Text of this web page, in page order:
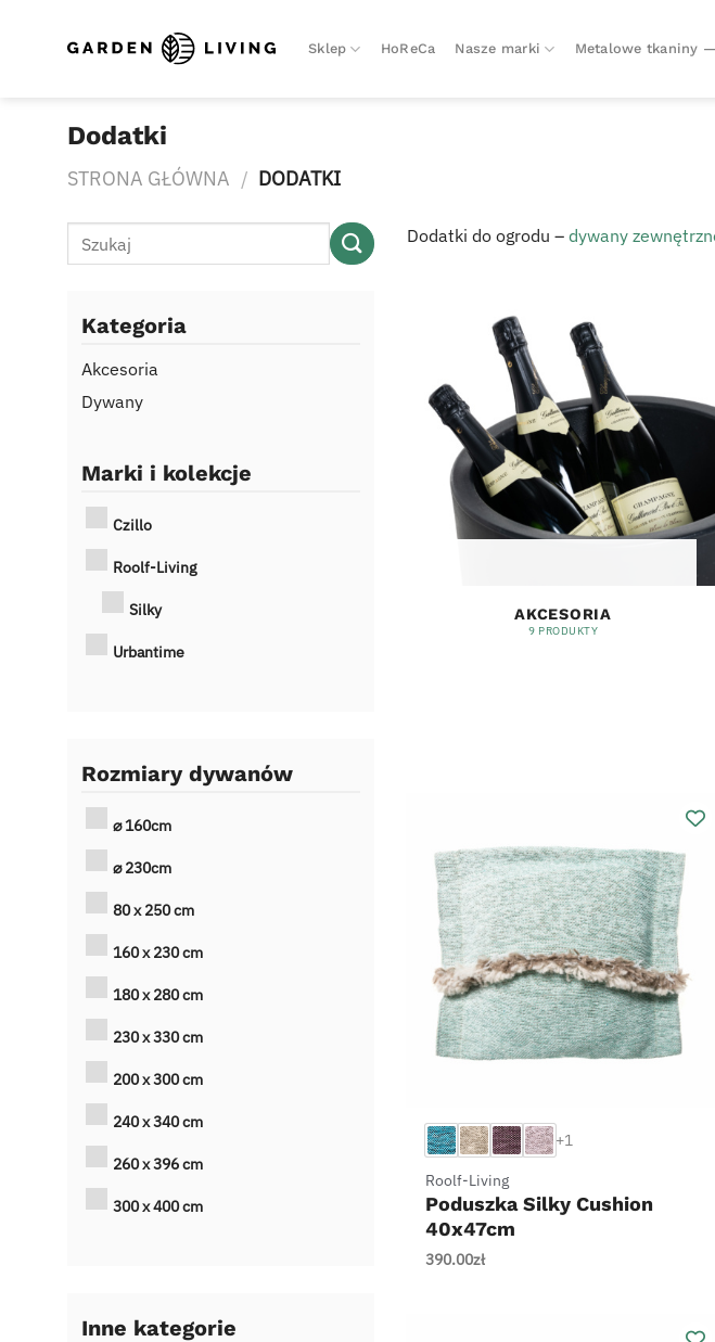
Sklep HoReCa Nasze marki Metalowe tkaniny
Dodatki
STRONA GŁÓWNA / DODATKI
Szukaj:
Kategoria
Akcesoria
Dywany
Marki i kolekcje
Czillo
Roolf-Living
Silky
Urbantime
Rozmiary dywanów
⌀ 160cm
⌀ 230cm
80 x 250 cm
160 x 230 cm
180 x 280 cm
230 x 330 cm
200 x 300 cm
240 x 340 cm
260 x 396 cm
300 x 400 cm
Inne kategorie
Dodatki do ogrodu – dywany
AKCESORIA
9 PRODUKTY
+1
Roolf-Living
Poduszka Silky Cushion
40x47cm
390.00zł